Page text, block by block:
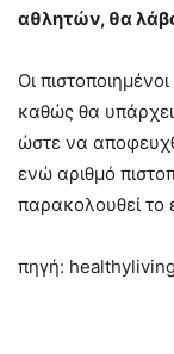
αθλητών, θα
Οι
καθώς θα
ώστε να
ενώ αριθμό
παρακολουθεί το
πηγή: